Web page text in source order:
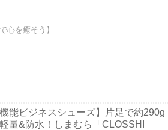
心を癒そう】
機能ビジネスシューズ】片足で約290g
量&防水！しまむら「CLOSSHI